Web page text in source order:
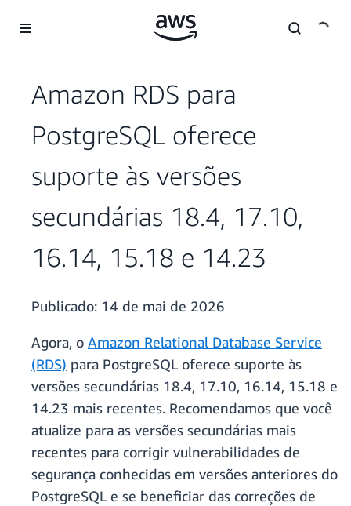
Pular para o conteúdo principal
Amazon RDS para
PostgreSQL oferece
suporte às versões
secundárias 18.4, 17.10,
16.14, 15.18 e 14.23
Publicado: 14 de mai de 2026
Agora, o Amazon Relational Database Service
(RDS) para PostgreSQL oferece suporte às
versões secundárias 18.4, 17.10, 16.14, 15.18 e
14.23 mais recentes. Recomendamos que você
atualize para as versões secundárias mais
recentes para corrigir vulnerabilidades de
segurança conhecidas em versões anteriores do
PostgreSQL e se beneficiar das correções de